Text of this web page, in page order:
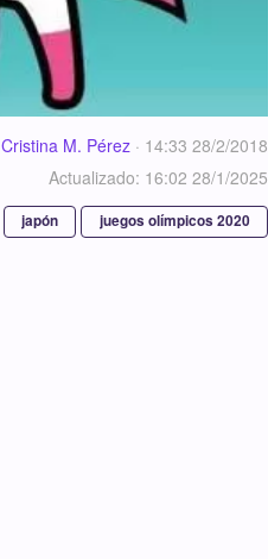
Cristina M. Pérez · 14:33 28/2/2018
Actualizado: 16:02 28/1/2025
japón juegos olímpicos 2020